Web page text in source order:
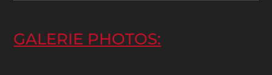
GALERIE PHOTOS: